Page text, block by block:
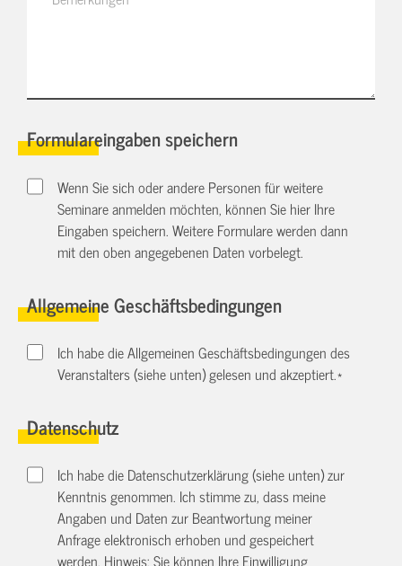
Formulareingaben speichern
Wenn Sie sich oder andere Personen für weitere
Seminare anmelden möchten, können Sie hier Ihre
Eingaben speichern. Weitere Formulare werden dann
mit den oben angegebenen Daten vorbelegt.
Allgemeine Geschäftsbedingungen
Ich habe die Allgemeinen Geschäftsbedingungen des
Veranstalters (siehe unten) gelesen und akzeptiert.*
Datenschutz
Ich habe die Datenschutzerklärung (siehe unten) zur
Kenntnis genommen. Ich stimme zu, dass meine
Angaben und Daten zur Beantwortung meiner
Anfrage elektronisch erhoben und gespeichert
werden. Hinweis: Sie können Ihre Einwilligung